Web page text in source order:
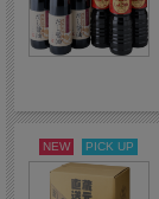
NEW PICK UP